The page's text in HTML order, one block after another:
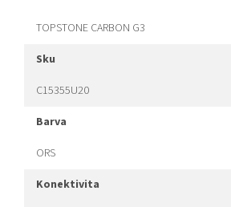
TOPSTONE CARBON G3
sku
C15355U20
barva
ORS
konektivita